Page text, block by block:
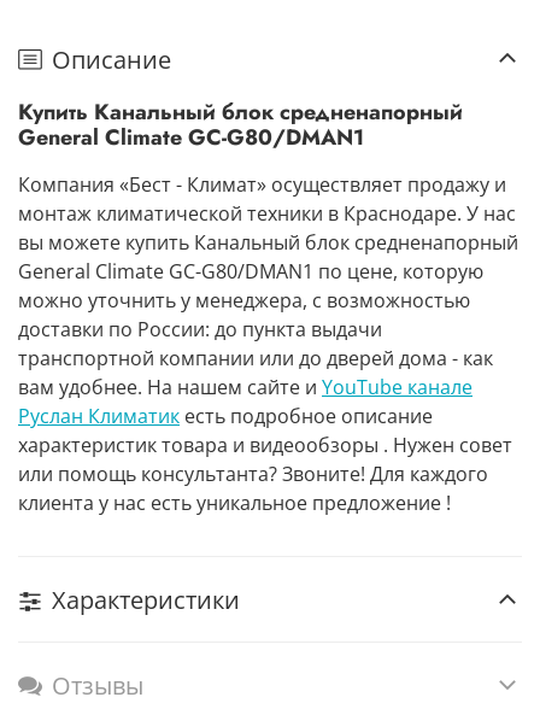
Описание
Купить Канальный блок средненапорный
General Climate GC-G80/DMAN1
Компания «Бест - Климат» осуществляет продажу и
монтаж климатической техники в Краснодаре. У нас
вы можете купить Канальный блок средненапорный
General Climate GC-G80/DMAN1 по цене, которую
можно уточнить у менеджера, с возможностью
доставки по России: до пункта выдачи
транспортной компании или до дверей дома - как
вам удобнее. На нашем сайте и YouTube канале
Руслан Климатик есть подробное описание
характеристик товара и видеообзоры . Нужен совет
или помощь консультанта? Звоните! Для каждого
клиента у нас есть уникальное предложение !
Характеристики
Отзывы